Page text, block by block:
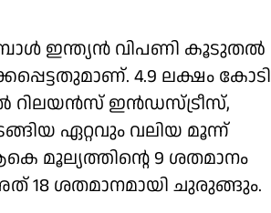
ഇന്ത്യന്‍ വിപണി കൂടുതല്‍
4.9 ലക്ഷം കോടി
റിലയന്‍സ് ഇന്‍ഡസ്ട്രീസ്,
ഏറ്റവും വലിയ മൂന്ന്
മൂല്യത്തിന്റെ 9 ശതമാനം
18 ശതമാനമായി ചുരുങ്ങും.